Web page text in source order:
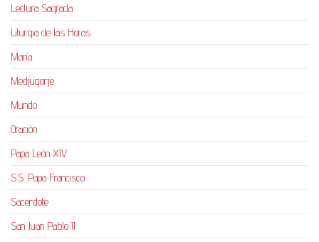
Lectura Sagrada
Liturgia de las Horas
María
Medjugorje
Mundo
Oración
Papa León XIV
S.S. Papa Francisco
Sacerdote
San Juan Pablo II